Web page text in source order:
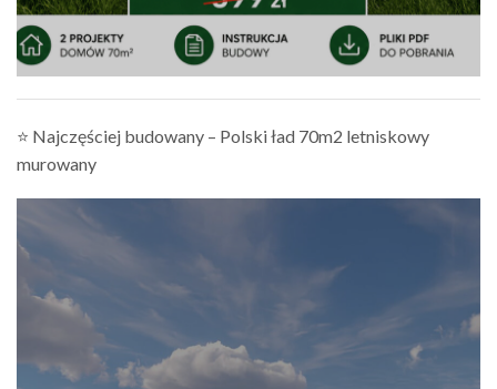
⭐ Najczęściej budowany – Polski ład 70m2 letniskowy
murowany